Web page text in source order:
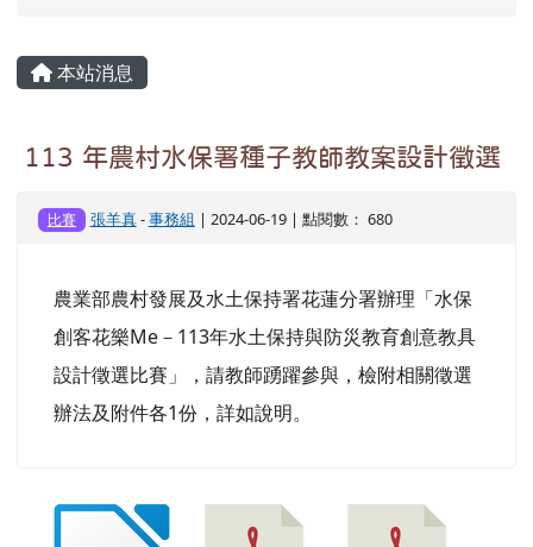
主內容區域
本站消息
113 年農村水保署種子教師教案設計徵選
比賽 張羊真-事務組 | 2024-06-19 | 點閱數： 680
農業部農村發展及水土保持署花蓮分署辦理「水保
創客花樂Me－113年水土保持與防災教育創意教具
設計徵選比賽」，請教師踴躍參與，檢附相關徵選
辦法及附件各1份，詳如說明。